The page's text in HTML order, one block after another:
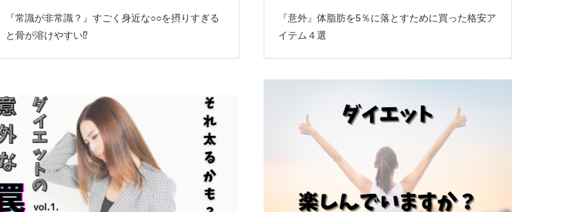
『常識が非常識？』すごく身近な○○を摂りすぎる
と骨が溶けやすい⁉
『意外』体脂肪を5％に落とすために買った格安ア
イテム４選